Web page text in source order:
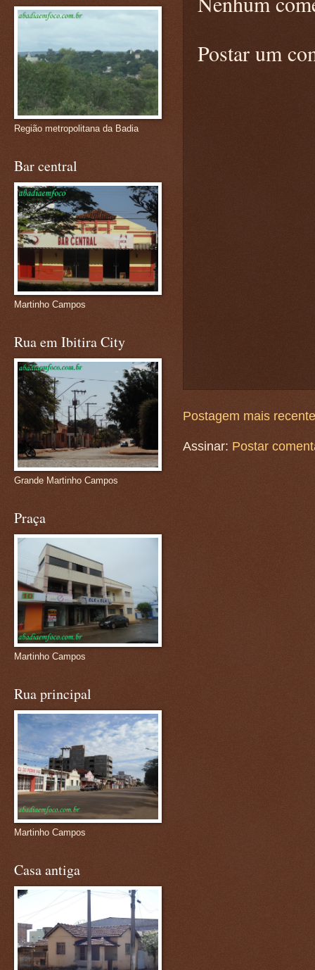
Postar um
Postagem mais recente
Assinar: Postar
Região metropolitana da Badia
Bar central
Martinho Campos
Rua em Ibitira City
Grande Martinho Campos
Praça
Martinho Campos
Rua principal
Martinho Campos
Casa antiga